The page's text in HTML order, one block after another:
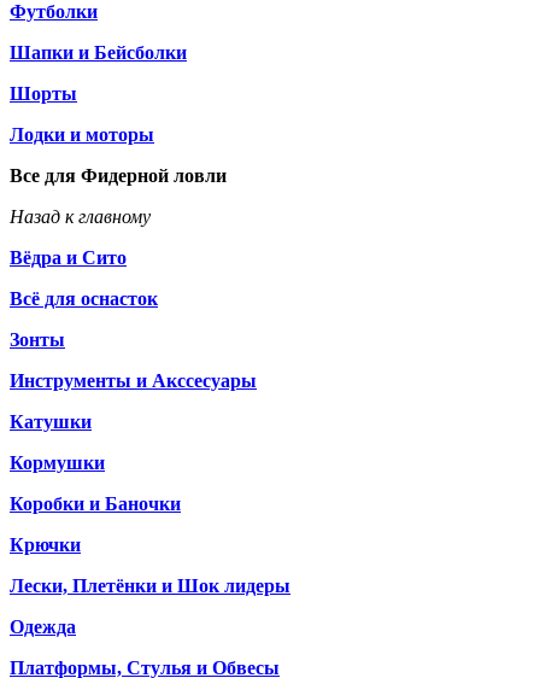
Футболки
Шапки и Бейсболки
Шорты
Лодки и моторы
Все для Фидерной ловли
Назад к главному
Вёдра и Сито
Всё для оснасток
Зонты
Инструменты и Акссесуары
Катушки
Кормушки
Коробки и Баночки
Крючки
Лески, Плетёнки и Шок лидеры
Одежда
Платформы, Стулья и Обвесы